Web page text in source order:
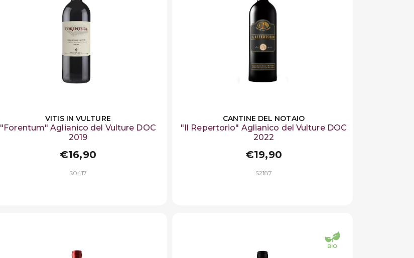
VITIS IN VULTURE
"Forentum" Aglianico del Vulture DOC
2019
€16,90
S0417
CANTINE DEL NOTAIO
"Il Repertorio" Aglianico del Vulture DOC
2022
€19,90
S2187